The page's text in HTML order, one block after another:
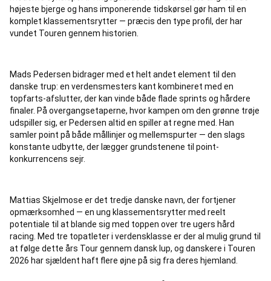
højeste bjerge og hans imponerende tidskørsel gør ham til en
komplet klassementsrytter — præcis den type profil, der har
vundet Touren gennem historien.
Mads Pedersen bidrager med et helt andet element til den
danske trup: en verdensmesters kant kombineret med en
topfarts-afslutter, der kan vinde både flade sprints og hårdere
finaler. På overgangsetaperne, hvor kampen om den grønne trøje
udspiller sig, er Pedersen altid en spiller at regne med. Han
samler point på både mållinjer og mellemspurter — den slags
konstante udbytte, der lægger grundstenene til point-
konkurrencens sejr.
Mattias Skjelmose er det tredje danske navn, der fortjener
opmærksomhed — en ung klassementsrytter med reelt
potentiale til at blande sig med toppen over tre ugers hård
racing. Med tre topatleter i verdensklasse er der al mulig grund til
at følge dette års Tour gennem dansk lup, og danskere i Touren
2026 har sjældent haft flere øjne på sig fra deres hjemland.